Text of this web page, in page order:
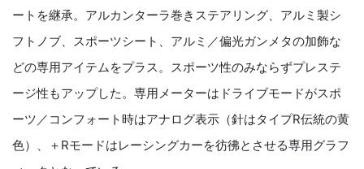
ートを継承。アルカンターラ巻きステアリング、アルミ製シ
フトノブ、スポーツシート、アルミ／偏光ガンメタの加飾な
どの専用アイテムをプラス。スポーツ性のみならずプレステ
ージ性もアップした。専用メーターはドライブモードがスポ
ーツ／コンフォート時はアナログ表示（針はタイプR伝統の黄
色）、＋Rモードはレーシングカーを彷彿とさせる専用グラフ